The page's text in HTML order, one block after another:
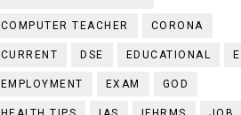
COMPUTER TEACHER CORONA
CURRENT DSE EDUCATIONAL
EMPLOYMENT EXAM GOD